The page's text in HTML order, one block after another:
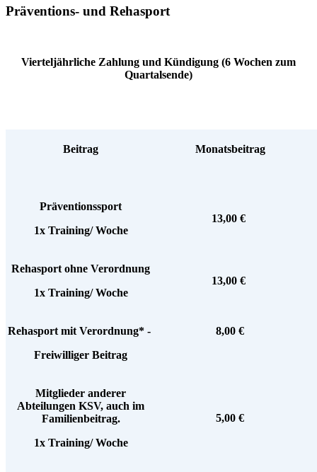
Präventions- und Rehasport
Vierteljährliche Zahlung und Kündigung (6 Wochen zum
Quartalsende)
Beitrag Monatsbeitrag
Präventionssport
1x Training/ Woche
13,00 €
Rehasport ohne Verordnung
1x Training/ Woche
13,00 €
Rehasport mit Verordnung* -
Freiwilliger Beitrag
8,00 €
Mitglieder anderer
Abteilungen KSV, auch im
Familienbeitrag.
1x Training/ Woche
5,00 €